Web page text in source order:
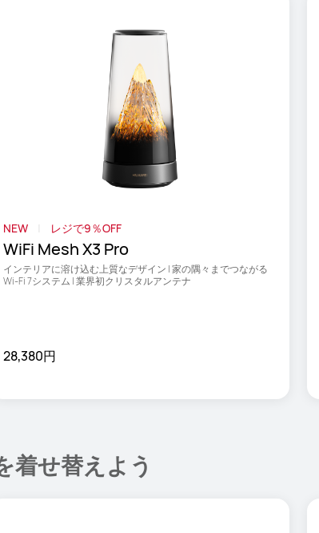
NEW レジで9％OFF
WiFi Mesh X3 Pro
インテリアに溶け込む上質なデザイン | 家の隅々までつながる
Wi-Fi 7システム | 業界初クリスタルアンテナ
28,380円
着せ替えよう